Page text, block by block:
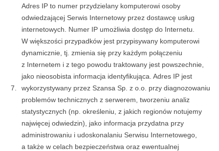
7.
Adres IP to numer przydzielany komputerowi osoby
odwiedzającej Serwis Internetowy przez dostawcę usług
internetowych. Numer IP umożliwia dostęp do Internetu.
W większości przypadków jest przypisywany komputerowi
dynamicznie, tj. zmienia się przy każdym połączeniu
z Internetem i z tego powodu traktowany jest powszechnie,
jako nieosobista informacja identyfikująca. Adres IP jest
wykorzystywany przez Szansa Sp. z o.o. przy diagnozowaniu
problemów technicznych z serwerem, tworzeniu analiz
statystycznych (np. określeniu, z jakich regionów notujemy
najwięcej odwiedzin), jako informacja przydatna przy
administrowaniu i udoskonalaniu Serwisu Internetowego,
a także w celach bezpieczeństwa oraz ewentualnej